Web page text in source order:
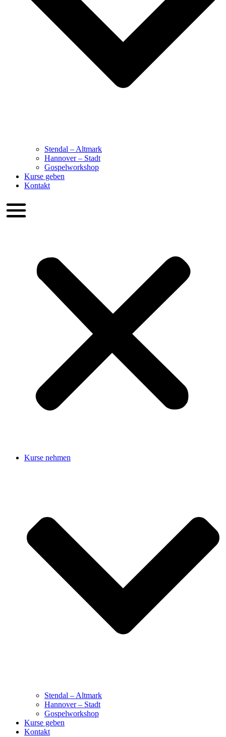
Stendal – Altmark
Hannover – Stadt
Gospelworkshop
Kurse geben
Kontakt
Kurse nehmen
Stendal – Altmark
Hannover – Stadt
Gospelworkshop
Kurse geben
Kontakt